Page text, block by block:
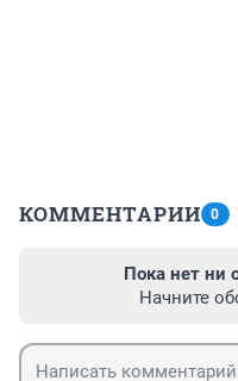
КОММЕНТАРИИ 0
Пока нет ни
Начните